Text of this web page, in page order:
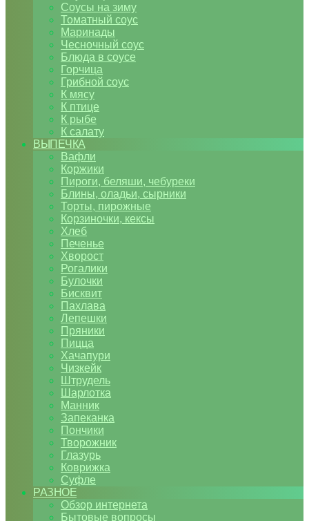
Соусы на зиму
Томатный соус
Маринады
Чесночный соус
Блюда в соусе
Горчица
Грибной соус
К мясу
К птице
К рыбе
К салату
ВЫПЕЧКА
Вафли
Коржики
Пироги, беляши, чебуреки
Блины, оладьи, сырники
Торты, пирожные
Корзиночки, кексы
Хлеб
Печенье
Хворост
Рогалики
Булочки
Бисквит
Пахлава
Лепешки
Пряники
Пицца
Хачапури
Чизкейк
Штрудель
Шарлотка
Манник
Запеканка
Пончики
Творожник
Глазурь
Коврижка
Суфле
РАЗНОЕ
Обзор интернета
Бытовые вопросы